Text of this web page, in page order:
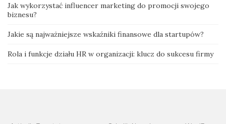
Jak wykorzystać influencer marketing do promocji swojego
biznesu?
Jakie są najważniejsze wskaźniki finansowe dla startupów?
Rola i funkcje działu HR w organizacji: klucz do sukcesu firmy